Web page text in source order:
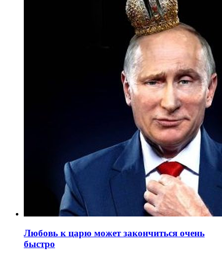
Любовь к царю может закончиться очень
быстро